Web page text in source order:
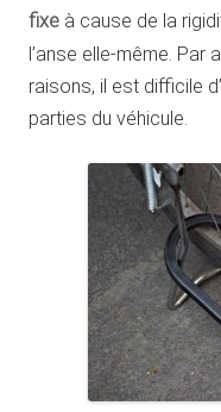
fixe à cause de la
l’anse elle-même. Par
raisons, il est difficile
parties du véhicule.